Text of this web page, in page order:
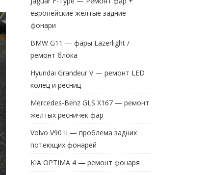
европейские жёлтые задние
фонари
BMW G11 — фары Lazerlight /
ремонт блока
Hyundai Grandeur V — ремонт LED
колец и ресниц
Mercedes-Benz GLS X167 — ремонт
жёлтых ресничек фар
Volvo V90 II — проблема задних
потеющих фонарей
KIA OPTIMA 4 — ремонт фонаря